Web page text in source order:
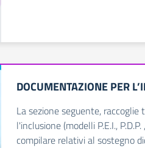
DOCUMENTAZIONE PER
La sezione seguente,
l'inclusione (modelli P.E.I.,
compilare relativi al sostegno